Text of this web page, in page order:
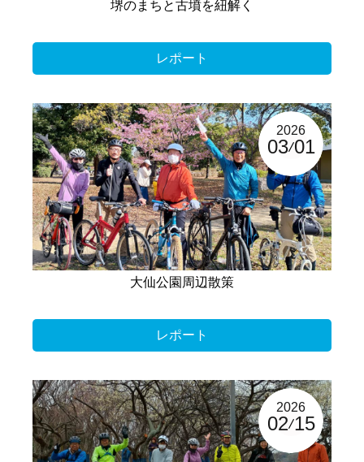
堺のまちと古墳を紐解く
レポート
2026
03 01
大仙公園周辺散策
レポート
2026
02 15